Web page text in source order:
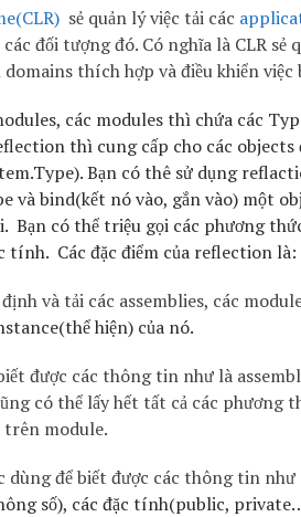
sẻ quản lý việc tải các
đối tượng đó. Có nghĩa là CLR sẻ
thích hợp và điều khiển
các modules thì chứa các
thì cung cấp cho các objects
Bạn có thê sử dụng
và bind(kết nó vào, gắn vào) một
có thể triệu gọi các phương
tính. Các đặc điểm của reflection là:
và tải các assemblies, các
hiện) của nó.
được các thông tin như là
có thể lấy hết tất cả các phương
trên module.
dùng để biết được các thông tin như
số), các đặc tính(public,